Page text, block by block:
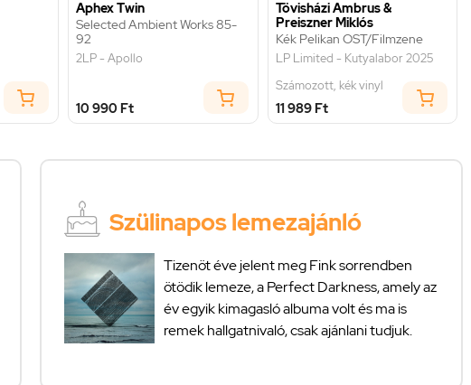
Aphex Twin
Selected Ambient Works 85-
92
2LP - Apollo
10 990 Ft
Tövisházi Ambrus &
Preiszner Miklós
Kék Pelikan OST/Filmzene
LP Limited - Kutyalabor 2025
Számozott, kék vinyl
11 989 Ft
Szülinapos lemezajánló
Tizenöt éve jelent meg Fink sorrendben
ötödik lemeze, a Perfect Darkness, amely az
év egyik kimagasló albuma volt és ma is
remek hallgatnivaló, csak ajánlani tudjuk.